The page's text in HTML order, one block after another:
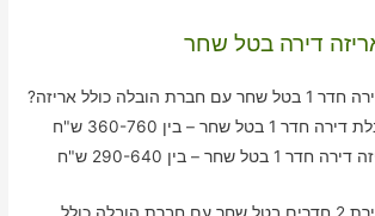
דירה בטל שחר
כולל אריזה?
שחר – בין 360-760 ש"ח
שחר – בין 290-640 ש"ח